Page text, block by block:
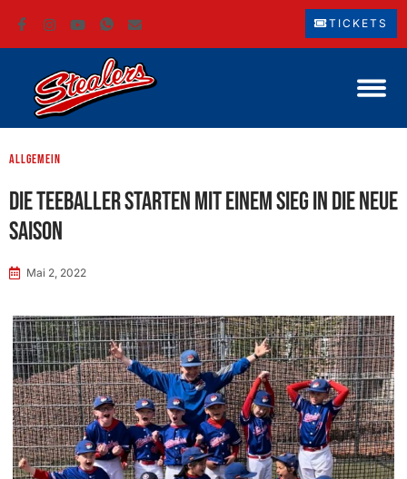
TICKETS
Allgemein
Die Teeballer starten mit einem Sieg in die neue
Saison
Mai 2, 2022